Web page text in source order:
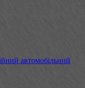
автомобільний